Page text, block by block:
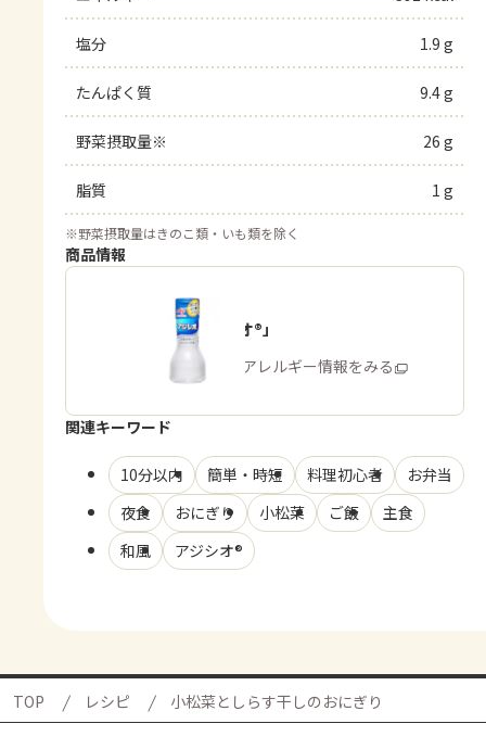
塩分 1.9 g
たんぱく質 9.4 g
野菜摂取量※ 26 g
脂質 1 g
※野菜摂取量はきのこ類・いも類を除く
商品情報
「アジシオ®」
商品・アレルギー情報をみる
関連キーワード
10分以内 簡単・時短 料理初心者
お弁当
夜食
おにぎり 小松菜 ご飯
主食
和風
アジシオ®
TOP レシピ 小松菜としらす干しのおにぎり